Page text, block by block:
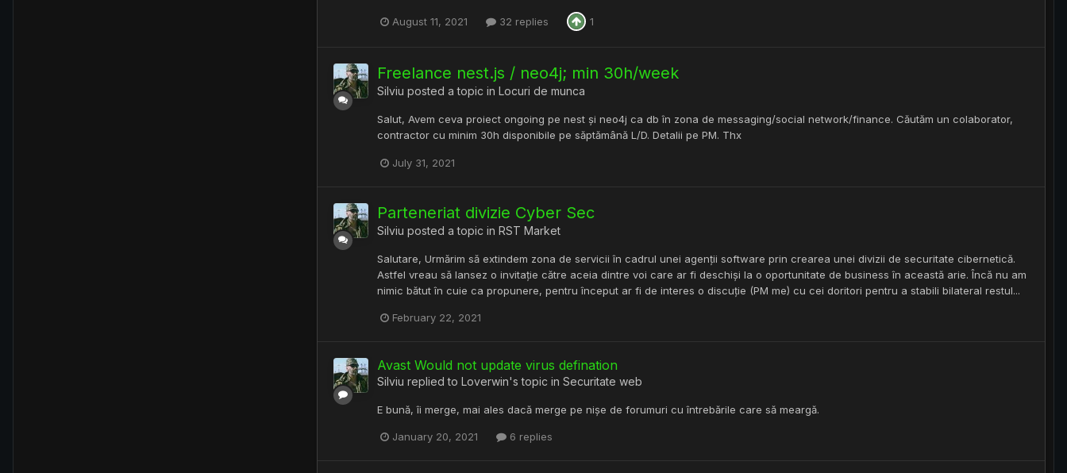
August 11, 2021 32 replies 1
Freelance nest.js / neo4j; min 30h/week
Silviu posted a topic in Locuri de munca
Salut, Avem ceva proiect ongoing pe nest și neo4j ca db în zona de messaging/social network/finance. Căutăm un colaborator,
contractor cu minim 30h disponibile pe săptămână L/D. Detalii pe PM. Thx
July 31, 2021
Parteneriat divizie Cyber Sec
Silviu posted a topic in RST Market
Salutare, Urmărim să extindem zona de servicii în cadrul unei agenții software prin crearea unei divizii de securitate cibernetică.
Astfel vreau să lansez o invitație către aceia dintre voi care ar fi deschiși la o oportunitate de business în această arie. Încă nu am
nimic bătut în cuie ca propunere, pentru început ar fi de interes o discuție (PM me) cu cei doritori pentru a stabili bilateral restul...
February 22, 2021
Avast Would not update virus defination
Silviu replied to Loverwin's topic in Securitate web
E bună, îi merge, mai ales dacă merge pe nișe de forumuri cu întrebările care să meargă.
January 20, 2021 6 replies